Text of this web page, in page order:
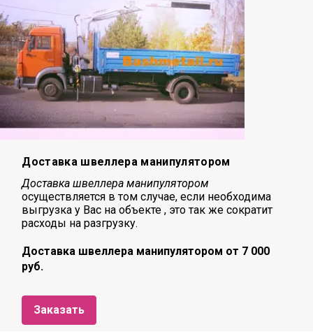
Доставка швеллера манипулятором
Доставка швеллера манипулятором
осуществляется в том случае, если необходима
выгрузка у Вас на объекте , это так же сократит
расходы на разгрузку.
Доставка швеллера манипулятором от 7 000
руб.
Заказать